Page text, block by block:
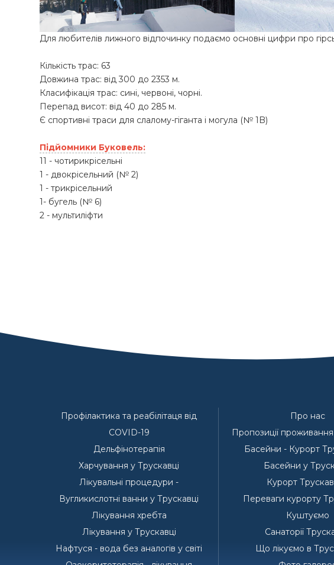
Для любителів лижного відпочинку подаємо основні цифри про
Кількість трас: 63
Довжина трас: від 300 до 2353 м.
Класифікація трас: сині, червоні, чорні.
Перепад висот: від 40 до 285 м.
Є спортивні траси для слалому-гіганта і могула (№ 1B)
Підйомники Буковель:
11 - чотирикрісельні
1 - двокрісельний (№ 2)
1 - трикрісельний
1- бугель (№ 6)
2 - мультиліфти
Профілактика та реабілітаця від
COVID-19
Дельфінотерапія
Харчування у Трускавці
Лікувальні процедури -
Вугликислотні ванни у Трускавці
Лікування хребта
Лікування у Трускавці
Нафтуся - вода без аналогів у світі
Про нас
Пропозиції проживання
Басейни - Курорт
Басейни у
Курорт
Переваги курорту
Куштуємо
Санаторії
Що лікуємо в